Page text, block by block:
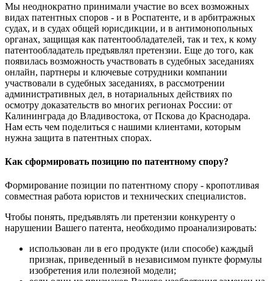
Мы неоднократно принимали участие во всех возможных
видах патентных споров - и в Роспатенте, и в арбитражных
судах, и в судах общей юрисдикции, и в антимонопольных
органах, защищая как патентообладателей, так и тех, к кому
патентообладатель предъявлял претензии. Еще до того, как
появилась возможность участвовать в судебных заседаниях
онлайн, партнеры и ключевые сотрудники компании
участвовали в судебных заседаниях, в рассмотрении
административных дел, в нотариальных действиях по
осмотру доказательств во многих регионах России: от
Калининграда до Владивостока, от Пскова до Краснодара.
Нам есть чем поделиться с нашими клиентами, которым
нужна защита в патентных спорах.
Как сформировать позицию по патентному спору?
Формирование позиции по патентному спору - кропотливая
совместная работа юристов и технических специалистов.
Чтобы понять, предъявлять ли претензии конкуренту о
нарушении Вашего патента, необходимо проанализировать:
использован ли в его продукте (или способе) каждый
признак, приведенный в независимом пункте формулы
изобретения или полезной модели;